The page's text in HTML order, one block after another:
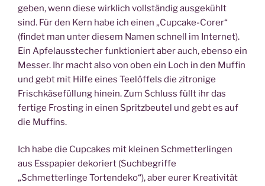
geben, wenn diese wirklich vollständig ausgekühlt
sind. Für den Kern habe ich einen „Cupcake-Corer“
(findet man unter diesem Namen schnell im Internet).
Ein Apfelausstecher funktioniert aber auch, ebenso ein
Messer. Ihr macht also von oben ein Loch in den Muffin
und gebt mit Hilfe eines Teelöffels die zitronige
Frischkäsefüllung hinein. Zum Schluss füllt ihr das
fertige Frosting in einen Spritzbeutel und gebt es auf
die Muffins.
Ich habe die Cupcakes mit kleinen Schmetterlingen
aus Esspapier dekoriert (Suchbegriffe
„Schmetterlinge Tortendeko“), aber eurer Kreativität